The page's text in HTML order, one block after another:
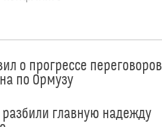
о прогрессе переговоров
по Ормузу
главную надежду